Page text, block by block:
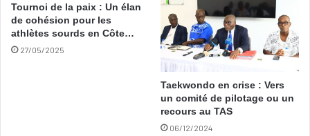
Tournoi de la paix : Un élan
de cohésion pour les
athlètes sourds en Côte…
27/05/2025
Taekwondo en crise : Vers
un comité de pilotage ou un
recours au TAS
06/12/2024